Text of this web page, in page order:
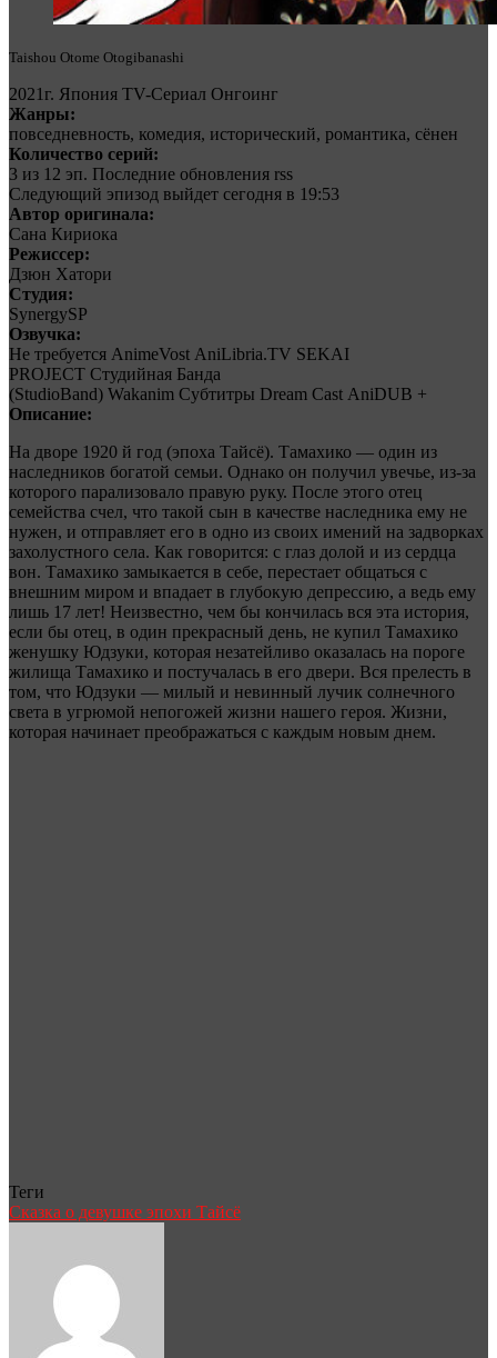
Taishou Otome Otogibanashi
2021г. Япония TV-Сериал Онгоинг
Жанры:
повседневность, комедия, исторический, романтика, сёнен
Количество серий:
3 из 12 эп. Последние обновления rss
Следующий эпизод выйдет сегодня в 19:53
Автор оригинала:
Сана Кириока
Режиссер:
Дзюн Хатори
Студия:
SynergySP
Озвучка:
Не требуется AnimeVost AniLibria.TV SEKAI
PROJECT Студийная Банда
(StudioBand) Wakanim Субтитры Dream Cast AniDUB +
Описание:
На дворе 1920 й год (эпоха Тайсё). Тамахико — один из
наследников богатой семьи. Однако он получил увечье, из-за
которого парализовало правую руку. После этого отец
семейства счел, что такой сын в качестве наследника ему не
нужен, и отправляет его в одно из своих имений на задворках
захолустного села. Как говорится: с глаз долой и из сердца
вон. Тамахико замыкается в себе, перестает общаться с
внешним миром и впадает в глубокую депрессию, а ведь ему
лишь 17 лет! Неизвестно, чем бы кончилась вся эта история,
если бы отец, в один прекрасный день, не купил Тамахико
женушку Юдзуки, которая незатейливо оказалась на пороге
жилища Тамахико и постучалась в его двери. Вся прелесть в
том, что Юдзуки — милый и невинный лучик солнечного
света в угрюмой непогожей жизни нашего героя. Жизни,
которая начинает преображаться с каждым новым днем.
Теги
Сказка о девушке эпохи Тайсё